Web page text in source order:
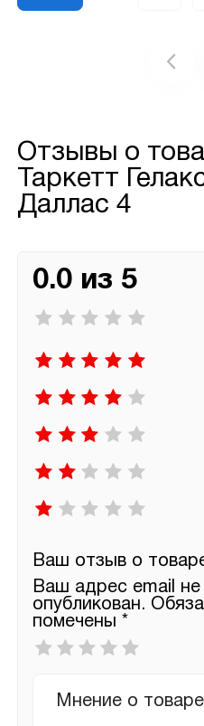
Отзывы о
Таркетт
Даллас 4
0.0 из 5
Ваш отзыв о
Ваш адрес email не
опубликован.
помечены *
Ваша
оценка
отзыв